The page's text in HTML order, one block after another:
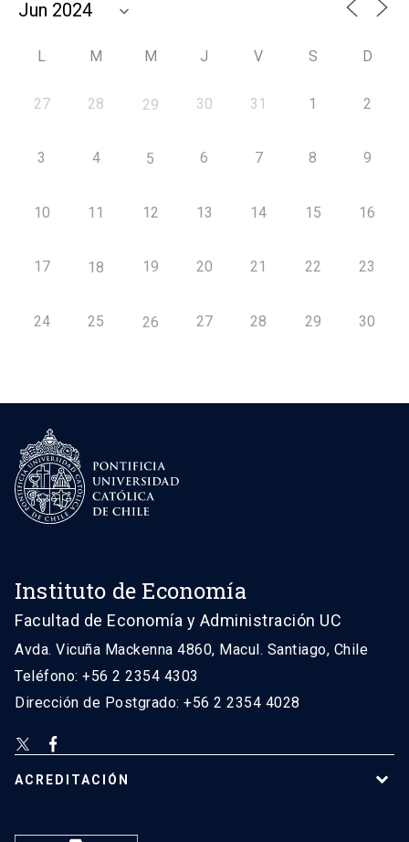
L M M J V S D
27 28 29 30 31 1 2
3 4 5 6 7 8 9
10 11 12 13 14 15 16
17 18 19 20 21 22 23
24 25 26 27 28 29 30
Instituto de Economía
Facultad de Economía y Administración UC
Avda. Vicuña Mackenna 4860, Macul. Santiago, Chile
Teléfono: +56 2 2354 4303
Dirección de Postgrado: +56 2 2354 4028
ACREDITACIÓN